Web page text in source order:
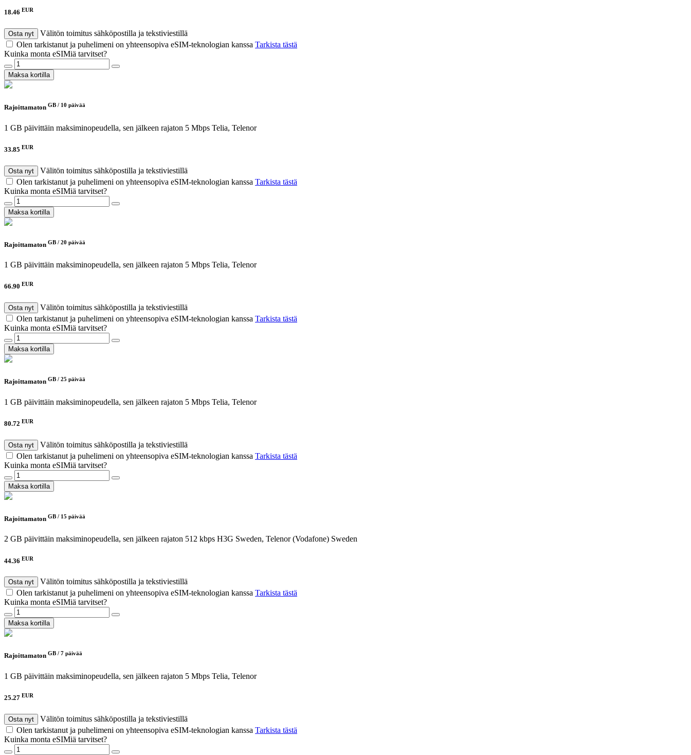
18.46 EUR
Osta nyt
Välitön toimitus sähköpostilla ja tekstiviestillä
Olen tarkistanut ja puhelimeni on yhteensopiva eSIM-teknologian kanssa Tarkista tästä
Kuinka monta eSIMiä tarvitset?
Maksa kortilla
Rajoittamaton GB / 10 päivää
1 GB päivittäin maksiminopeudella, sen jälkeen rajaton 5 Mbps Telia, Telenor
33.85 EUR
Osta nyt
Välitön toimitus sähköpostilla ja tekstiviestillä
Olen tarkistanut ja puhelimeni on yhteensopiva eSIM-teknologian kanssa Tarkista tästä
Kuinka monta eSIMiä tarvitset?
Maksa kortilla
Rajoittamaton GB / 20 päivää
1 GB päivittäin maksiminopeudella, sen jälkeen rajaton 5 Mbps Telia, Telenor
66.90 EUR
Osta nyt
Välitön toimitus sähköpostilla ja tekstiviestillä
Olen tarkistanut ja puhelimeni on yhteensopiva eSIM-teknologian kanssa Tarkista tästä
Kuinka monta eSIMiä tarvitset?
Maksa kortilla
Rajoittamaton GB / 25 päivää
1 GB päivittäin maksiminopeudella, sen jälkeen rajaton 5 Mbps Telia, Telenor
80.72 EUR
Osta nyt
Välitön toimitus sähköpostilla ja tekstiviestillä
Olen tarkistanut ja puhelimeni on yhteensopiva eSIM-teknologian kanssa Tarkista tästä
Kuinka monta eSIMiä tarvitset?
Maksa kortilla
Rajoittamaton GB / 15 päivää
2 GB päivittäin maksiminopeudella, sen jälkeen rajaton 512 kbps H3G Sweden, Telenor (Vodafone) Sweden
44.36 EUR
Osta nyt
Välitön toimitus sähköpostilla ja tekstiviestillä
Olen tarkistanut ja puhelimeni on yhteensopiva eSIM-teknologian kanssa Tarkista tästä
Kuinka monta eSIMiä tarvitset?
Maksa kortilla
Rajoittamaton GB / 7 päivää
1 GB päivittäin maksiminopeudella, sen jälkeen rajaton 5 Mbps Telia, Telenor
25.27 EUR
Osta nyt
Välitön toimitus sähköpostilla ja tekstiviestillä
Olen tarkistanut ja puhelimeni on yhteensopiva eSIM-teknologian kanssa Tarkista tästä
Kuinka monta eSIMiä tarvitset?